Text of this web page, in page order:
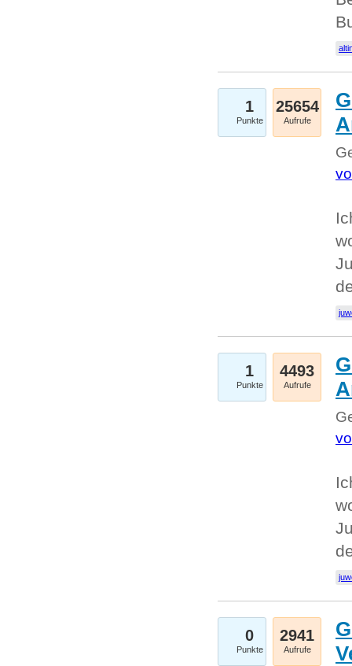
1
Punkte
25654
Aufrufe
1
Punkte
4493
Aufrufe
0
Punkte
2941
Aufrufe